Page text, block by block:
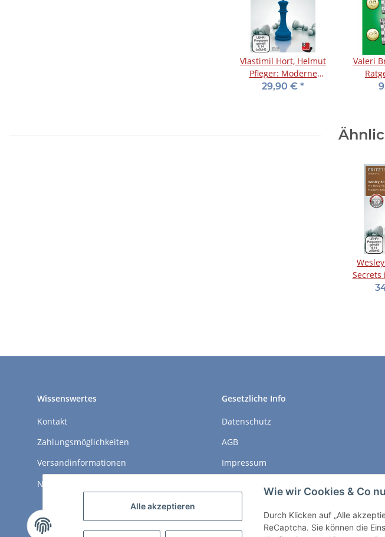
Alle akzeptieren
Wie wir Cookies & Co
Durch Klicken auf „Alle
ReCaptcha. Sie können die
Vlastimil Hort, Helmut
Pfleger: Moderne
Klassiker - Band 1 -
29,90 € *
Valeri
Wissenswertes
Kontakt
Zahlungsmöglichkeiten
Versandinformationen
Newsletter
Gesetzliche Info
Datenschutz
AGB
Impressum
Vertrag widerrufen